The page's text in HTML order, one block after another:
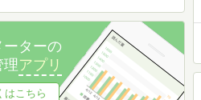
ーターの
理アプリ
はこちら